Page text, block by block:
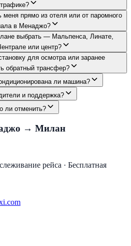
трафике?
меня прямо из отеля или от паромного
в Менаджо?
выбрать — Мальпенса, Линате,
или центр?
для осмотра или заранее
обратный трансфер?
ли машина?
и поддержка?
ли отменить?
→ Милан
рейса · Бесплатная